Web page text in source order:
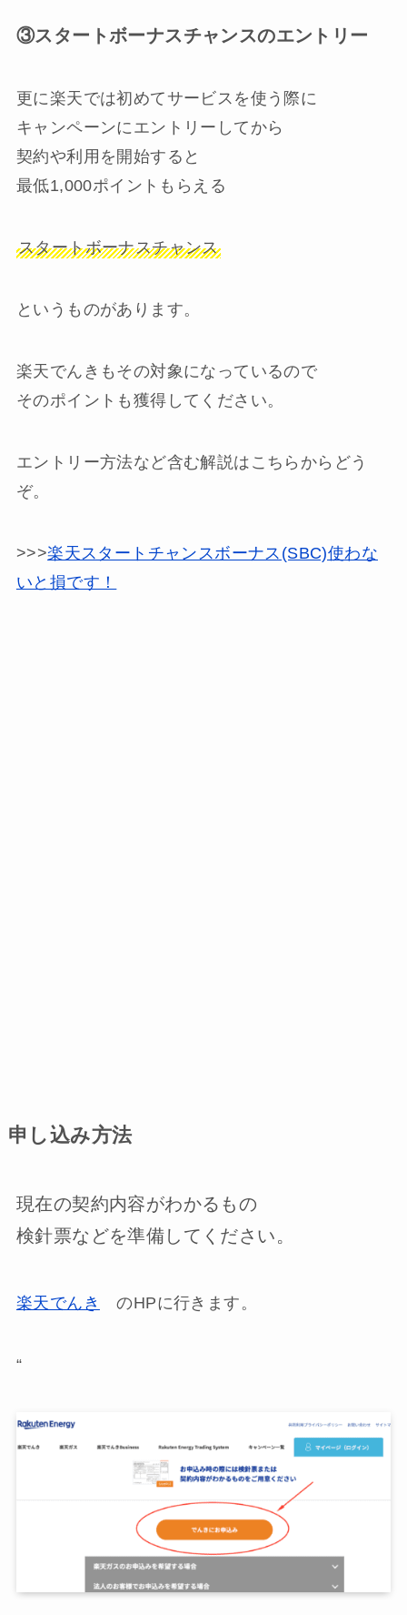
③スタートボーナスチャンスのエントリー
更に楽天では初めてサービスを使う際に
キャンペーンにエントリーしてから
契約や利用を開始すると
最低1,000ポイントもらえる
スタートボーナスチャンス
というものがあります。
楽天でんきもその対象になっているので
そのポイントも獲得してください。
エントリー方法など含む解説はこちらからどう
ぞ。
>>>楽天スタートチャンスボーナス(SBC)使わな
いと損です！
申し込み方法
現在の契約内容がわかるもの
検針票などを準備してください。
楽天でんき のHPに行きます。
“